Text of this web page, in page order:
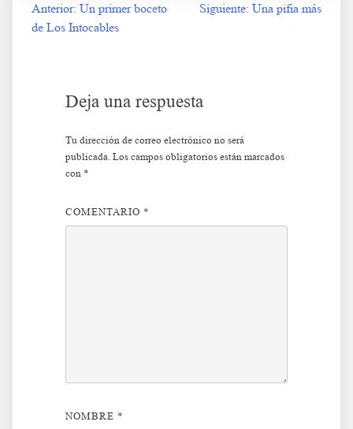
Navegación
Anterior: Un primer boceto
de Los Intocables
Siguiente: Una pifia más
Deja una respuesta
Tu dirección de correo electrónico no será
publicada. Los campos obligatorios están marcados
con *
COMENTARIO *
NOMBRE *